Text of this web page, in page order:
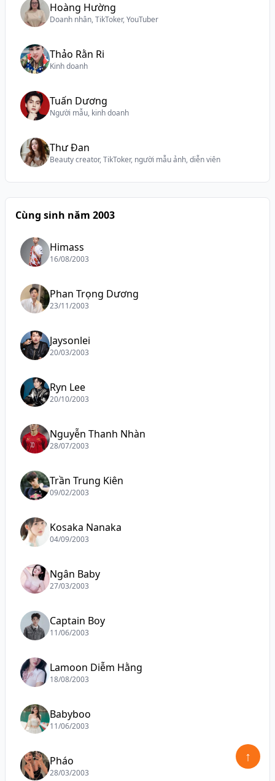
Hoàng Hường
Doanh nhân, TikToker, YouTuber
Thảo Rằn Ri
Kinh doanh
Tuấn Dương
Người mẫu, kinh doanh
Thư Đan
Beauty creator, TikToker, người mẫu ảnh, diễn viên
Cùng sinh năm 2003
Himass
16/08/2003
Phan Trọng Dương
23/11/2003
Jaysonlei
20/03/2003
Ryn Lee
20/10/2003
Nguyễn Thanh Nhàn
28/07/2003
Trần Trung Kiên
09/02/2003
Kosaka Nanaka
04/09/2003
Ngân Baby
27/03/2003
Captain Boy
11/06/2003
Lamoon Diễm Hằng
18/08/2003
Babyboo
11/06/2003
Pháo
28/03/2003
↑